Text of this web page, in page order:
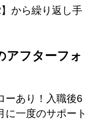
から繰り返し手
アフターフォ
ーあり！入職後6
に一度のサポート